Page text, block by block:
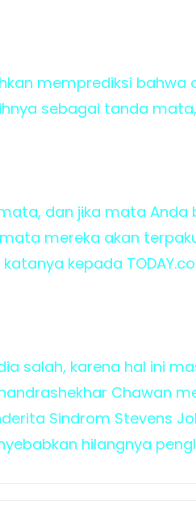
memprediksi bahwa
sebagai tanda
dan jika mata Anda
mereka akan
katanya kepada
salah, karena hal ini
Chawan
Sindrom Stevens
hilangnya